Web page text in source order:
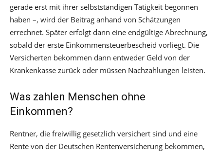
gerade erst mit ihrer selbstständigen Tätigkeit begonnen
haben –, wird der Beitrag anhand von Schätzungen
errechnet. Später erfolgt dann eine endgültige Abrechnung,
sobald der erste Einkommensteuerbescheid vorliegt. Die
Versicherten bekommen dann entweder Geld von der
Krankenkasse zurück oder müssen Nachzahlungen leisten.
Was zahlen Menschen ohne
Einkommen?
Rentner, die freiwillig gesetzlich versichert sind und eine
Rente von der Deutschen Rentenversicherung bekommen,